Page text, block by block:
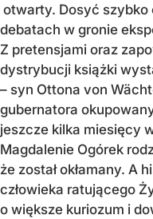
otwarty. Dosyć szybko
debatach w gronie
Z pretensjami oraz
dystrybucji książki
– syn Ottona von
gubernatora
jeszcze kilka miesięcy
Magdalenie Ogórek
że został okłamany. A
człowieka ratującego
o większe kuriozum i